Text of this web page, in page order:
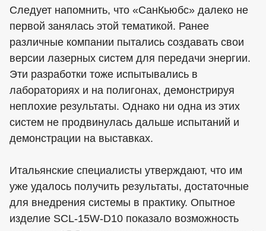
Следует напомнить, что «СанКьюбс» далеко не
первой занялась этой тематикой. Ранее
различные компании пытались создавать свои
версии лазерных систем для передачи энергии.
Эти разработки тоже испытывались в
лабораториях и на полигонах, демонстрируя
неплохие результаты. Однако ни одна из этих
систем не продвинулась дальше испытаний и
демонстрации на выставках.
Итальянские специалисты утверждают, что им
уже удалось получить результаты, достаточные
для внедрения системы в практику. Опытное
изделие SCL-15W-D10 показало возможность